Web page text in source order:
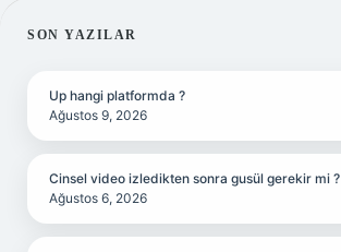
SIDEBAR
SON YAZILAR
Up hangi platformda ?
Ağustos 9, 2026
Cinsel video izledikten sonra gusül gerekir mi ?
Ağustos 6, 2026